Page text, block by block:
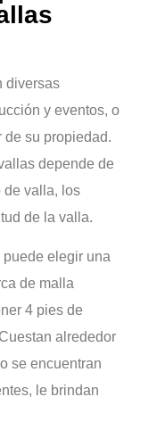
diversas
y eventos, o
de su propiedad.
depende de
de valla, los
de la valla.
elegir una
de malla
4 pies de
alrededor
se encuentran
le brindan